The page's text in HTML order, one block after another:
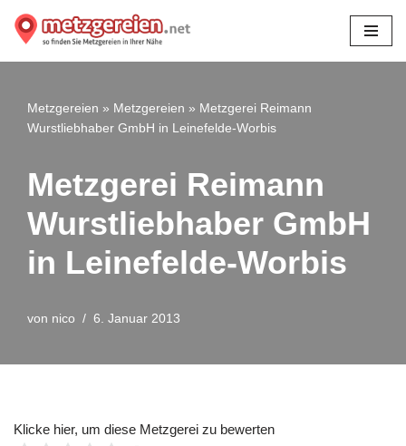
Zum
Metzgereien » Metzgereien » Metzgerei Reimann
Wurstliebhaber GmbH in Leinefelde-Worbis
Metzgerei Reimann
Wurstliebhaber GmbH
in Leinefelde-Worbis
von nico 6. Januar 2013
Klicke hier, um diese Metzgerei zu bewerten